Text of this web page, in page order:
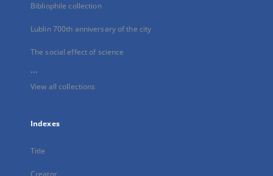
Bibliophile collection
Lublin 700th anniversary of the city
The social effect of science
...
View all collections
Indexes
Title
Creator